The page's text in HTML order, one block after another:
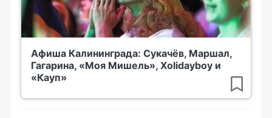
Афиша Калининграда: Сукачёв, Маршал,
Гагарина, «Моя Мишель», Xolidayboy и
«Кауп»